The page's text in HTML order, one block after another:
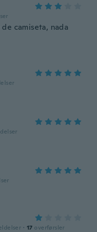
camiseta, nada
· 17 overførsler